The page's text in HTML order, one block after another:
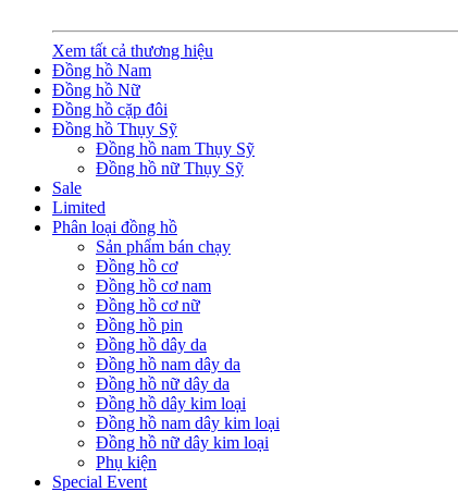
Xem tất cả thương hiệu
Đồng hồ Nam
Đồng hồ Nữ
Đồng hồ cặp đôi
Đồng hồ Thụy Sỹ
Đồng hồ nam Thụy Sỹ
Đồng hồ nữ Thụy Sỹ
Sale
Limited
Phân loại đồng hồ
Sản phẩm bán chạy
Đồng hồ cơ
Đồng hồ cơ nam
Đồng hồ cơ nữ
Đồng hồ pin
Đồng hồ dây da
Đồng hồ nam dây da
Đồng hồ nữ dây da
Đồng hồ dây kim loại
Đồng hồ nam dây kim loại
Đồng hồ nữ dây kim loại
Phụ kiện
Special Event